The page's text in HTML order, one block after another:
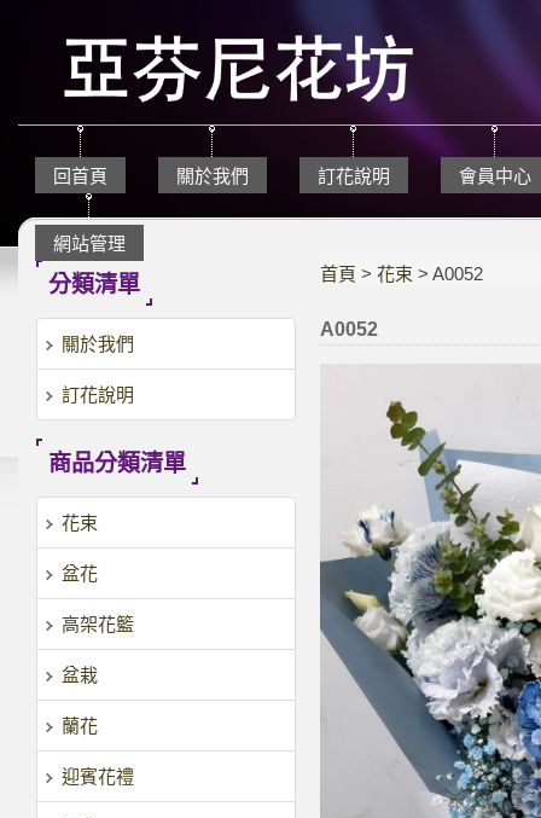
回首頁 關於我們 訂花說明 會員中心
網站管理
分類清單
關於我們
訂花說明
商品分類清單
花束
盆花
高架花籃
盆栽
蘭花
迎賓花禮
首頁 >花束 > A0052
A0052